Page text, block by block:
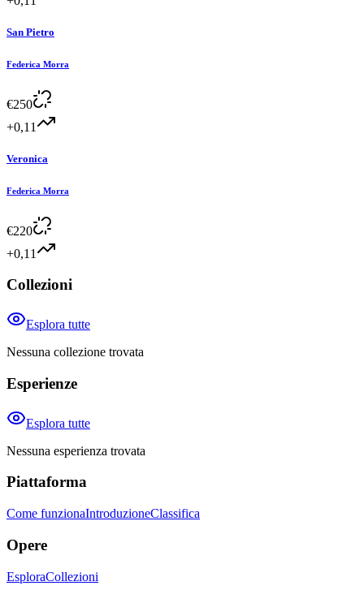
San Pietro
Federica Morra
€250
+0,11
Veronica
Federica Morra
€220
+0,11
Collezioni
Esplora tutte
Nessuna collezione trovata
Esperienze
Esplora tutte
Nessuna esperienza trovata
Piattaforma
Come funzionaIntroduzioneClassifica
Opere
EsploraCollezioni